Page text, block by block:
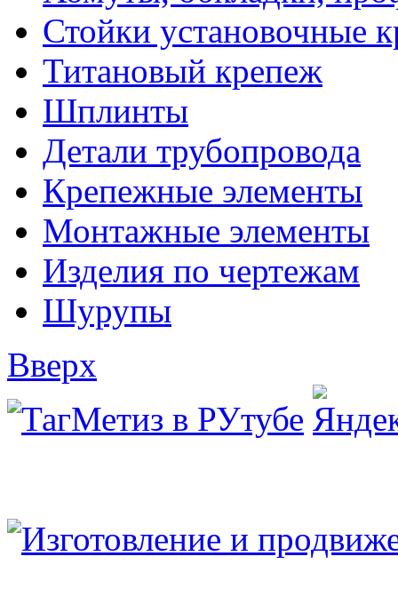
Стойки установочные
Титановый крепеж
Шплинты
Детали трубопровода
Крепежные элементы
Монтажные элементы
Изделия по чертежам
Шурупы
Вверх